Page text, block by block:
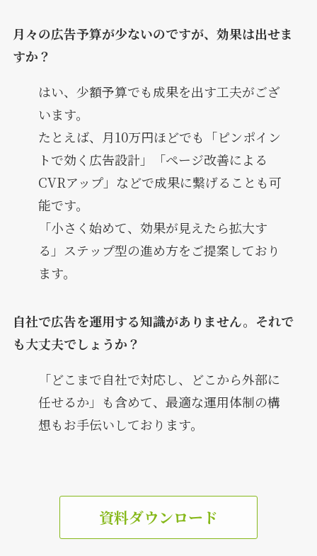
月々の広告予算が少ないのですが、効果は出せま
すか？
はい、少額予算でも成果を出す工夫がござ
います。
たとえば、月10万円ほどでも「ピンポイン
トで効く広告設計」「ページ改善による
CVRアップ」などで成果に繋げることも可
能です。
「小さく始めて、効果が見えたら拡大す
る」ステップ型の進め方をご提案しており
ます。
自社で広告を運用する知識がありません。それで
も大丈夫でしょうか？
「どこまで自社で対応し、どこから外部に
任せるか」も含めて、最適な運用体制の構
想もお手伝いしております。
資料ダウンロード